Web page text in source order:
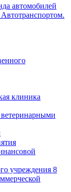
автомобилей
клиника
учреждения 8